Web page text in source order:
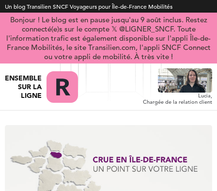
Un blog Transilien SNCF Voyageurs pour Île-de-France Mobilités
Bonjour ! Le blog est en pause jusqu'au 9 août inclus. Restez
connecté(e)s sur le compte 𝕏 @LIGNER_SNCF. Toute
l'information trafic est également disponible sur l'appli Île-de-
France Mobilités, le site Transilien.com, l'appli SNCF Connect
ou votre appli de mobilité. À très vite !
ENSEMBLE
SUR LA
LIGNE
Lucia,
Chargée de la relation client